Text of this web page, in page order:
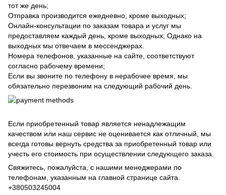
тот же день;
Отправка производится ежедневно, кроме выходных;
Онлайн-консультации по заказам товара и услуг мы
предоставляем каждый день, кроме выходных; Однако на
выходных мы отвечаем в мессенджерах.
Номера телефонов, указанные на сайте, соответствуют
согласно рабочему времени;
Если вы звоните по телефону в нерабочее время, мы
обязательно перезвоним на следующий рабочий день.
Если приобретенный товар является ненадлежащим
качеством или наш сервис не оценивается как отличный, мы
всегда готовы вернуть средства за приобретенный товар или
учесть его стоимость при осуществлении следующего заказа.
Свяжитесь, пожалуйста, с нашими менеджерами по
телефонам, указанным на главной странице сайта.
+380503245004